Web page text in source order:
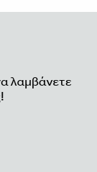
λαμβάνετε